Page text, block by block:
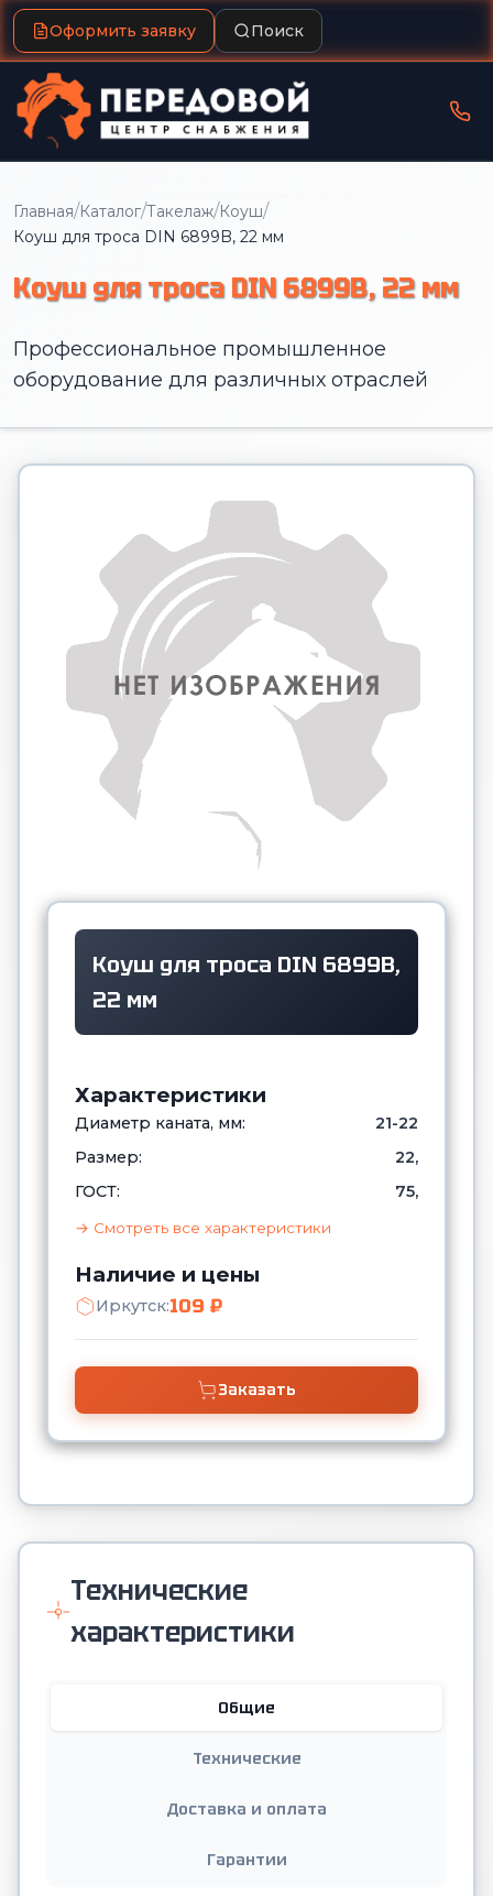
Оформить заявку Поиск
Главная/Каталог/Такелаж/Коуш/
Коуш для троса DIN 6899B, 22 мм
Коуш для троса DIN 6899B, 22 мм
Профессиональное промышленное
оборудование для различных отраслей
Коуш для троса DIN 6899B,
22 мм
Характеристики
Диаметр каната, мм:
21-22
Размер:
22,
ГОСТ:
75,
→ Смотреть все характеристики
Наличие и цены
Иркутск:109 ₽
Заказать
Технические
характеристики
Общие
Технические
Доставка и оплата
Гарантии